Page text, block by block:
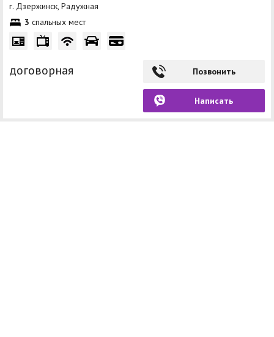
г. Дзержинск, Радужная
3 спальных мест
договорная Позвонить
Написать